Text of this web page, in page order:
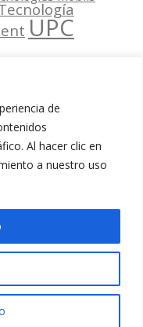
de
Al hacer clic en
a nuestro uso
UPC
405 44
Segueix-nos